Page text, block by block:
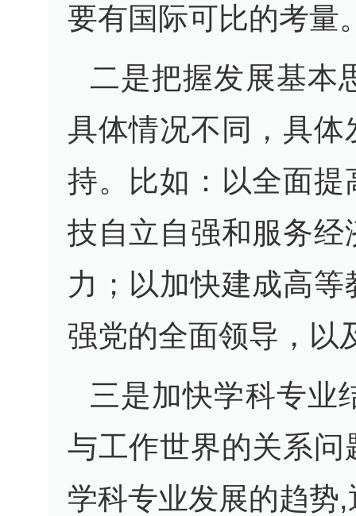
要有国际可比的考量
二是把握发展基本
具体情况不同，具
持。比如：以全面
技自立自强和服务
力；以加快建成高
强党的全面领导，以
三是加快学科专业
与工作世界的关系
学科专业发展的趋势